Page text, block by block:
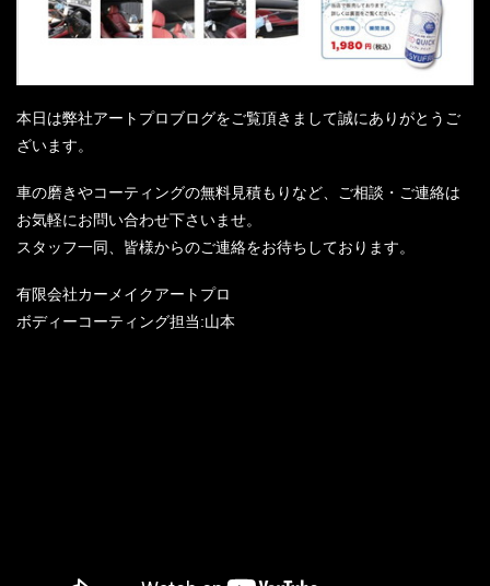
本日は弊社アートプロブログをご覧頂きまして誠にありがとうご
ざいます。
車の磨きやコーティングの無料見積もりなど、ご相談・ご連絡は
お気軽にお問い合わせ下さいませ。
スタッフ一同、皆様からのご連絡をお待ちしております。
有限会社カーメイクアートプロ
ボディーコーティング担当:山本